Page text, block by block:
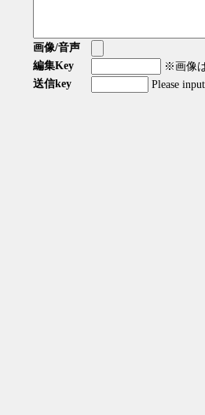
画像/音声
編集Key
※画像
送信key
Please